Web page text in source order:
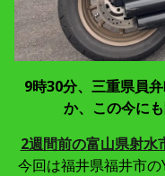
9時30分、三重県員
か、この今に
2週間前の富山県射水
今回は福井県福井市